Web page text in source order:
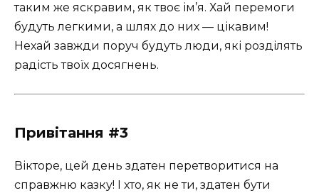
таким же яскравим, як твоє ім’я. Хай перемоги
будуть легкими, а шлях до них — цікавим!
Нехай завжди поруч будуть люди, які розділять
радість твоїх досягнень.
Привітання #3
Вікторе, цей день здатен перетворитися на
справжню казку! І хто, як не ти, здатен бути